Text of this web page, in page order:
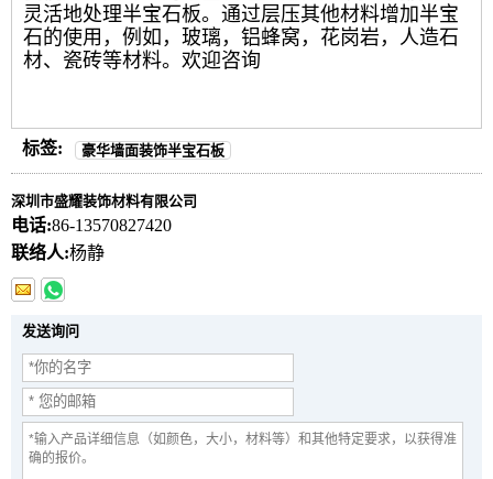
灵活地处理半宝石板。通过层压其他材料增加半宝
石的使用，例如，玻璃，铝蜂窝，花岗岩，人造石
材、瓷砖等材料。欢迎咨询
标签: 豪华墙面装饰半宝石板
深圳市盛耀装饰材料有限公司
电话:86-13570827420
联络人:杨静
发送询问